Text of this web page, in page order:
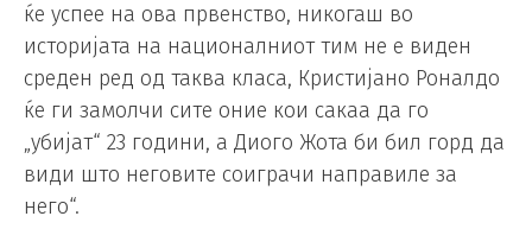
ќе успее на ова првенство, никогаш во
историјата на националниот тим не е виден
среден ред од таква класа, Кристијано Роналдо
ќе ги замолчи сите оние кои сакаа да го
„убијат“ 23 години, а Диого Жота би бил горд да
види што неговите соиграчи направиле за
него“.